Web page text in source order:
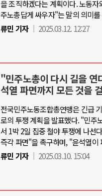
을 조직하겠다는 계획이다. 노동
주노총답게 싸우자"는 말의 의미를
류민 기자
2025.03.12. 12:27
"민주노총이 다시 길을
석열 파면까지 모든 것을
전국민주노동조합총연맹은 긴급
로의 투쟁 계획을 발표했다. "민주
서 1박 2일 집중 철야 투쟁에 나선
즉각 파면"을 촉구하며, "윤석열이
류민 기자
2025.03.10. 15:04